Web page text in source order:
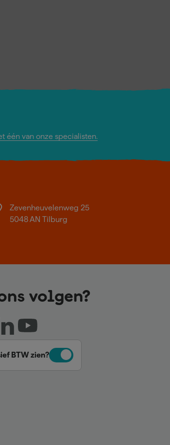
één van onze specialisten.
Zevenheuvelenweg 25
5048 AN Tilburg
volgen?
BTW zien?